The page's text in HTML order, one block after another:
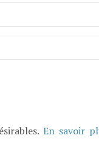
En savoir